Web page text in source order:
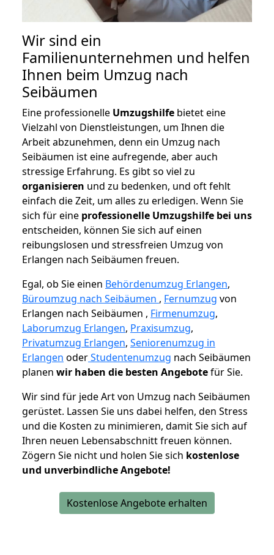
Wir sind ein
Familienunternehmen und helfen
Ihnen beim Umzug nach
Seibäumen
Eine professionelle Umzugshilfe bietet eine
Vielzahl von Dienstleistungen, um Ihnen die
Arbeit abzunehmen, denn ein Umzug nach
Seibäumen ist eine aufregende, aber auch
stressige Erfahrung. Es gibt so viel zu
organisieren und zu bedenken, und oft fehlt
einfach die Zeit, um alles zu erledigen. Wenn Sie
sich für eine professionelle Umzugshilfe bei uns
entscheiden, können Sie sich auf einen
reibungslosen und stressfreien Umzug von
Erlangen nach Seibäumen freuen.
Egal, ob Sie einen Behördenumzug Erlangen,
Büroumzug nach Seibäumen , Fernumzug von
Erlangen nach Seibäumen , Firmenumzug,
Laborumzug Erlangen, Praxisumzug,
Privatumzug Erlangen, Seniorenumzug in
Erlangen oderStudentenumzug nach Seibäumen
planen wir haben die besten Angebotefür Sie.
Wir sind für jede Art von Umzug nach Seibäumen
gerüstet. Lassen Sie uns dabei helfen, den Stress
und die Kosten zu minimieren, damit Sie sich auf
Ihren neuen Lebensabschnitt freuen können.
Zögern Sie nicht und holen Sie sich kostenlose
und unverbindliche Angebote!
Kostenlose Angebote erhalten